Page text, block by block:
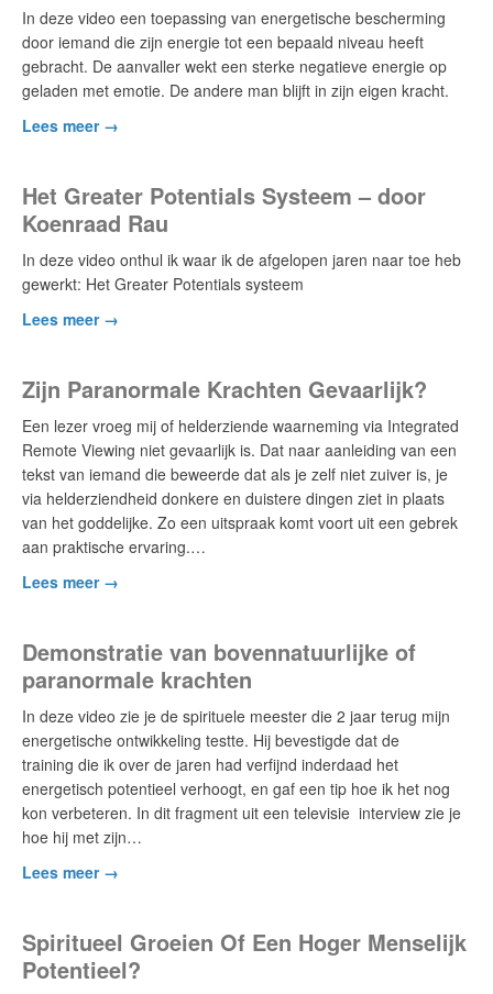
In deze video een toepassing van energetische bescherming
door iemand die zijn energie tot een bepaald niveau heeft
gebracht. De aanvaller wekt een sterke negatieve energie op
geladen met emotie. De andere man blijft in zijn eigen kracht.
Lees meer →
Het Greater Potentials Systeem – door
Koenraad Rau
In deze video onthul ik waar ik de afgelopen jaren naar toe heb
gewerkt: Het Greater Potentials systeem
Lees meer →
Zijn Paranormale Krachten Gevaarlijk?
Een lezer vroeg mij of helderziende waarneming via Integrated
Remote Viewing niet gevaarlijk is. Dat naar aanleiding van een
tekst van iemand die beweerde dat als je zelf niet zuiver is, je
via helderziendheid donkere en duistere dingen ziet in plaats
van het goddelijke. Zo een uitspraak komt voort uit een gebrek
aan praktische ervaring.…
Lees meer →
Demonstratie van bovennatuurlijke of
paranormale krachten
In deze video zie je de spirituele meester die 2 jaar terug mijn
energetische ontwikkeling testte. Hij bevestigde dat de
training die ik over de jaren had verfijnd inderdaad het
energetisch potentieel verhoogt, en gaf een tip hoe ik het nog
kon verbeteren. In dit fragment uit een televisie interview zie je
hoe hij met zijn…
Lees meer →
Spiritueel Groeien Of Een Hoger Menselijk
Potentieel?